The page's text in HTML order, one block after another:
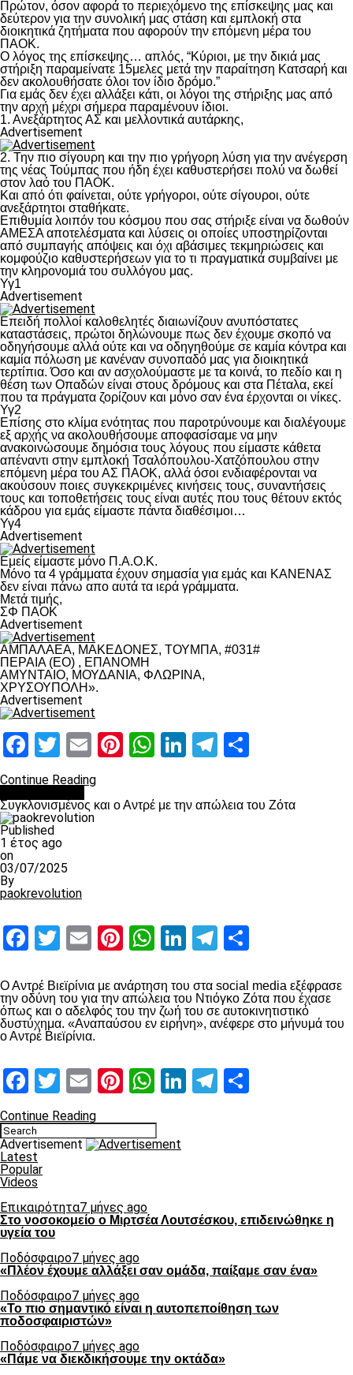
Πρώτον, όσον αφορά το περιεχόμενο της επίσκεψης μας και
δεύτερον για την συνολική μας στάση και εμπλοκή στα
διοικητικά ζητήματα που αφορούν την επόμενη μέρα του
ΠΑΟΚ.
Ο λόγος της επίσκεψης… απλός, “Κύριοι, με την δικιά μας
στήριξη παραμείνατε 15μελες μετά την παραίτηση Κατσαρή και
δεν ακολουθήσατε όλοι τον ίδιο δρόμο.”
Για εμάς δεν έχει αλλάξει κάτι, οι λόγοι της στήριξης μας από
την αρχή μέχρι σήμερα παραμένουν ίδιοι.
1. Ανεξάρτητος ΑΣ και μελλοντικά αυτάρκης,
Advertisement
2. Την πιο σίγουρη και την πιο γρήγορη λύση για την ανέγερση
της νέας Τούμπας που ήδη έχει καθυστερήσει πολύ να δωθεί
στον λαό του ΠΑΟΚ.
Και από ότι φαίνεται, ούτε γρήγοροι, ούτε σίγουροι, ούτε
ανεξάρτητοι σταθήκατε.
Επιθυμία λοιπόν του κόσμου που σας στήριξε είναι να δωθούν
ΑΜΕΣΑ αποτελέσματα και λύσεις οι οποίες υποστηρίζονται
από συμπαγής απόψεις και όχι αβάσιμες τεκμηριώσεις και
κομφούζιο καθυστερήσεων για το τι πραγματικά συμβαίνει με
την κληρονομιά του συλλόγου μας.
Υγ1
Advertisement
Επειδή πολλοί καλοθελητές διαιωνίζουν ανυπόστατες
καταστάσεις, πρώτοι δηλώνουμε πως δεν έχουμε σκοπό να
οδηγήσουμε αλλά ούτε και να οδηγηθούμε σε καμία κόντρα και
καμία πόλωση με κανέναν συνοπαδό μας για διοικητικά
τερτίπια. Όσο και αν ασχολούμαστε με τα κοινά, το πεδίο και η
θέση των Οπαδών είναι στους δρόμους και στα Πέταλα, εκεί
που τα πράγματα ζορίζουν και μόνο σαν ένα έρχονται οι νίκες.
Υγ2
Επίσης στο κλίμα ενότητας που παροτρύνουμε και διαλέγουμε
εξ αρχής να ακολουθήσουμε αποφασίσαμε να μην
ανακοινώσουμε δημόσια τους λόγους που είμαστε κάθετα
απέναντι στην εμπλοκή Τσαλόπουλου-Χατζόπουλου στην
επόμενη μέρα του ΑΣ ΠΑΟΚ, αλλά όσοι ενδιαφέρονται να
ακούσουν ποιες συγκεκριμένες κινήσεις τους, συναντήσεις
τους και τοποθετήσεις τους είναι αυτές που τους θέτουν εκτός
κάδρου για εμάς είμαστε πάντα διαθέσιμοι…
Υγ4
Advertisement
Εμείς είμαστε μόνο Π.Α.Ο.Κ.
Μόνο τα 4 γράμματα έχουν σημασία για εμάς και ΚΑΝΕΝΑΣ
δεν είναι πάνω απο αυτά τα ιερά γράμματα.
Μετά τιμής,
ΣΦ ΠΑΟΚ
Advertisement
ΑΜΠΑΛΑΕΑ, ΜΑΚΕΔΟΝΕΣ, ΤΟΥΜΠΑ, #031#
ΠΕΡΑΙΑ (ΕΟ) , ΕΠΑΝΟΜΗ
ΑΜΥΝΤΑΙΟ, ΜΟΥΔΑΝΙΑ, ΦΛΩΡΙΝΑ,
ΧΡΥΣΟΥΠΟΛΗ».
Advertisement
Facebook
Twitter
EmailPinterest
WhatsApp
LinkedIn
Telegram
Continue Reading
Συγκλονισμένος και ο Αντρέ με την απώλεια του Ζότα
Published
1 έτος ago
on
03/07/2025
By
paokrevolution
Facebook
Twitter
EmailPinterest
WhatsApp
LinkedIn
Telegram
Ο Αντρέ Βιεϊρίνια με ανάρτηση του στα social media εξέφρασε
την οδύνη του για την απώλεια του Ντιόγκο Ζότα που έχασε
όπως και ο αδελφός του την ζωή του σε αυτοκινητιστικό
δυστύχημα. «Αναπαύσου εν ειρήνη», ανέφερε στο μήνυμά του
ο Αντρέ Βιεϊρίνια.
Facebook
Twitter
EmailPinterest
WhatsApp
LinkedIn
Telegram
Continue Reading
Advertisement
Latest
Popular
Videos
Επικαιρότητα7 μήνες ago
Στο νοσοκομείο ο Μιρτσέα Λουτσέσκου, επιδεινώθηκε η
υγεία του
Ποδόσφαιρο7 μήνες ago
«Πλέον έχουμε αλλάξει σαν ομάδα, παίξαμε σαν ένα»
Ποδόσφαιρο7 μήνες ago
«Το πιο σημαντικό είναι η αυτοπεποίθηση των
ποδοσφαιριστών»
Ποδόσφαιρο7 μήνες ago
«Πάμε να διεκδικήσουμε την οκτάδα»